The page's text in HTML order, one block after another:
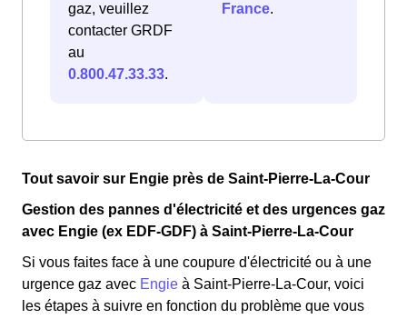
gaz, veuillez
contacter GRDF
au
0.800.47.33.33.
France.
Tout savoir sur Engie près de Saint-Pierre-La-Cour
Gestion des pannes d'électricité et des urgences gaz
avec Engie (ex EDF-GDF) à Saint-Pierre-La-Cour
Si vous faites face à une coupure d'électricité ou à une
urgence gaz avec Engie à Saint-Pierre-La-Cour, voici
les étapes à suivre en fonction du problème que vous